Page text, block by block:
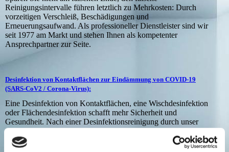
Reinigungsintervalle führen letztlich zu Mehrkosten: Durch
vorzeitigen Verschleiß, Beschädigungen und
Erneuerungsaufwand. Als professioneller Dienstleister sind wir
seit 1977 am Markt und stehen Ihnen als kompetenter
Ansprechpartner zur Seite.
Desinfektion von Kontaktflächen zur Eindämmung von COVID-19
(SARS-CoV2 / Corona-Virus):
Eine Desinfektion von Kontaktflächen, eine Wischdesinfektion
oder Flächendesinfektion schafft mehr Sicherheit und
Gesundheit. Nach einer Desinfektionsreinigung durch unser
ausgebildetes Fachpersonal beugen Sie der Ausbreitung des
Coronavirus SARS-CoV-2 vor.